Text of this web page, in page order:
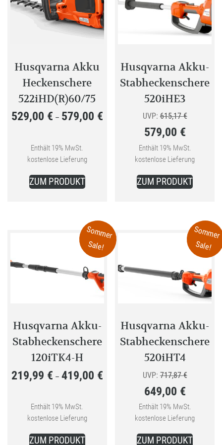
Optionen
können
auf
Produktseite
gewählt
werden
Husqvarna Akku
Heckenschere
522iHD(R)60/75
529,00 € – 579,00 €Preisspanne:
Enthält 19% MwSt.
kostenlose Lieferung
ZUM PRODUKTProdukt
Varianten
auf.
Die
Optionen
können
Produktseite
gewählt
Husqvarna Akku-
Stabheckenschere
520iHE3
UVP: 615,17€
war:
615,17 €
579,00 €
Aktueller
Preis
ist:
Enthält 19% MwSt.
kostenlose Lieferung
ZUM PRODUKT
Sommer
Sale!
Husqvarna Akku-
Stabheckenschere
120iTK4-H
219,99 € – 419,00 €Preisspanne:
Enthält 19% MwSt.
kostenlose Lieferung
ZUM PRODUKT
Sommer
Sale!
Husqvarna Akku-
Stabheckenschere
520iHT4
UVP: 717,87€
war:
717,87 €
649,00 €
Aktueller
Preis
ist:
Enthält 19% MwSt.
kostenlose Lieferung
ZUM PRODUKT